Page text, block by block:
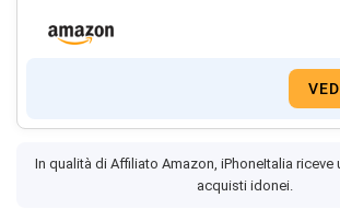
In qualità di Affiliato Amazon, iPhoneItalia
acquisti idonei.